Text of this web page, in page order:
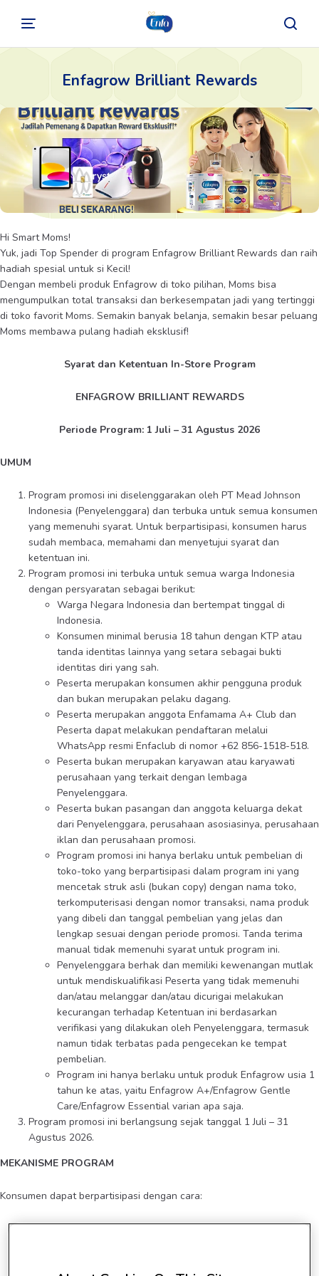
Enfagrow Brilliant Rewards
Hi Smart Moms!
Yuk, jadi Top Spender di program Enfagrow Brilliant Rewards dan raih
hadiah spesial untuk si Kecil!
Dengan membeli produk Enfagrow di toko pilihan, Moms bisa
mengumpulkan total transaksi dan berkesempatan jadi yang tertinggi
di toko favorit Moms. Semakin banyak belanja, semakin besar peluang
Moms membawa pulang hadiah eksklusif!
Syarat dan Ketentuan In-Store Program
ENFAGROW BRILLIANT REWARDS
Periode Program: 1 Juli – 31 Agustus 2026
UMUM
Program promosi ini diselenggarakan oleh PT Mead Johnson
Indonesia (Penyelenggara) dan terbuka untuk semua konsumen
yang memenuhi syarat. Untuk berpartisipasi, konsumen harus
sudah membaca, memahami dan menyetujui syarat dan
ketentuan ini.
Program promosi ini terbuka untuk semua warga Indonesia
dengan persyaratan sebagai berikut:
Warga Negara Indonesia dan bertempat tinggal di
Indonesia.
Konsumen minimal berusia 18 tahun dengan KTP atau
tanda identitas lainnya yang setara sebagai bukti
identitas diri yang sah.
Peserta merupakan konsumen akhir pengguna produk
dan bukan merupakan pelaku dagang.
Peserta merupakan anggota Enfamama A+ Club dan
Peserta dapat melakukan pendaftaran melalui
WhatsApp resmi Enfaclub di nomor +62 856-1518-518.
Peserta bukan merupakan karyawan atau karyawati
perusahaan yang terkait dengan lembaga
Penyelenggara.
Peserta bukan pasangan dan anggota keluarga dekat
dari Penyelenggara, perusahaan asosiasinya, perusahaan
iklan dan perusahaan promosi.
Program promosi ini hanya berlaku untuk pembelian di
toko-toko yang berpartisipasi dalam program ini yang
mencetak struk asli (bukan copy) dengan nama toko,
terkomputerisasi dengan nomor transaksi, nama produk
yang dibeli dan tanggal pembelian yang jelas dan
lengkap sesuai dengan periode promosi. Tanda terima
manual tidak memenuhi syarat untuk program ini.
Penyelenggara berhak dan memiliki kewenangan mutlak
untuk mendiskualifikasi Peserta yang tidak memenuhi
dan/atau melanggar dan/atau dicurigai melakukan
kecurangan terhadap Ketentuan ini berdasarkan
verifikasi yang dilakukan oleh Penyelenggara, termasuk
namun tidak terbatas pada pengecekan ke tempat
pembelian.
Program ini hanya berlaku untuk produk Enfagrow usia 1
tahun ke atas, yaitu Enfagrow A+/Enfagrow Gentle
Care/Enfagrow Essential varian apa saja.
Program promosi ini berlangsung sejak tanggal 1 Juli – 31
Agustus 2026.
MEKANISME PROGRAM
Konsumen dapat berpartisipasi dengan cara:
Konsumen adalah member Enfamama A+ Club dan